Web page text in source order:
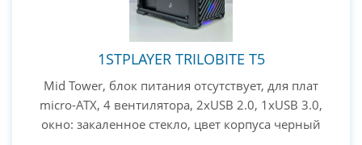
1STPLAYER TRILOBITE T5
Mid Tower, блок питания отсутствует, для плат
micro-ATX, 4 вентилятора, 2xUSB 2.0, 1xUSB 3.0,
окно: закаленное стекло, цвет корпуса черный